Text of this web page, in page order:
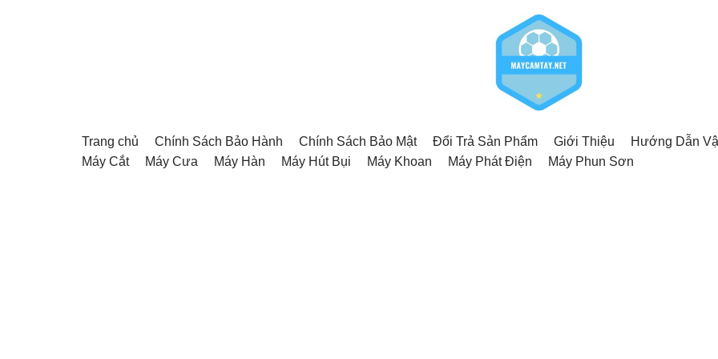
Trang chủ Chính Sách Bảo Hành Chính Sách Bảo Mật Đổi Trả Sản Phẩm Giới Thiệu Hướng Dẫn
Máy Cắt
Máy Cưa Máy Hàn Máy Hút Bụi Máy Khoan Máy Phát Điện Máy Phun Sơn